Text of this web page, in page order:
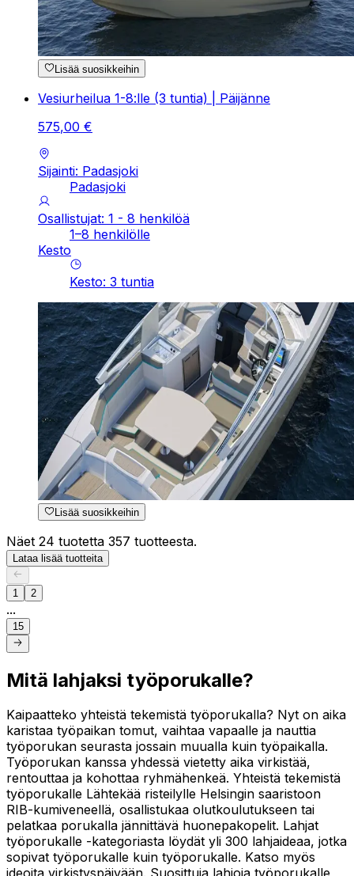
Lisää suosikkeihin
Vesiurheilua 1-8:lle (3 tuntia) | Päijänne
575,00 €
Sijainti: Padasjoki
Padasjoki
Osallistujat: 1 - 8 henkilöä
1–8 henkilölle
Kesto
Kesto: 3 tuntia
Lisää suosikkeihin
Näet 24 tuotetta 357 tuotteesta.
Lataa lisää tuotteita
1 2
...
15
Mitä lahjaksi työporukalle?
Kaipaatteko yhteistä tekemistä työporukalla? Nyt on aika
karistaa työpaikan tomut, vaihtaa vapaalle ja nauttia
työporukan seurasta jossain muualla kuin työpaikalla.
Työporukan kanssa yhdessä vietetty aika virkistää,
rentouttaa ja kohottaa ryhmähenkeä. Yhteistä tekemistä
työporukalle Lähtekää risteilylle Helsingin saaristoon
RIB-kumiveneellä, osallistukaa olutkoulutukseen tai
pelatkaa porukalla jännittävä huonepakopelit. Lahjat
työporukalle -kategoriasta löydät yli 300 lahjaideaa, jotka
sopivat työporukalle kuin työporukalle. Katso myös